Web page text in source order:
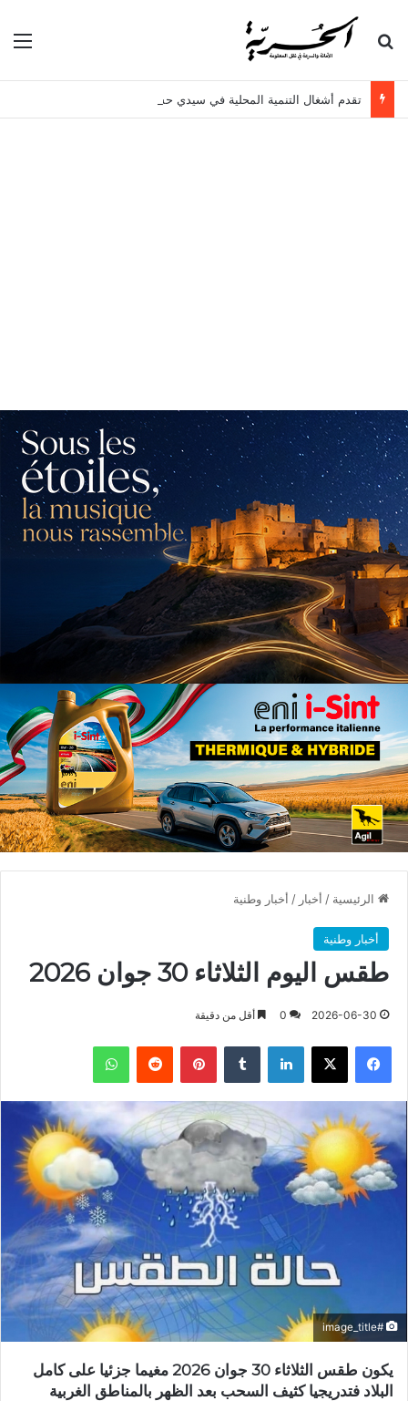
بحث عن
تقدم أشغال التنمية المحلية في سيدي حسين
الرئيسية / أخبار / أخبار وطنية
أخبار وطنية
طقس اليوم الثلاثاء 30 جوان 2026
2026-06-30
0 أقل من دقيقة
فيسبوك X لينكدإن بينتيريست واتساب
#image_title
يكون طقس الثلاثاء 30 جوان 2026 مغيما جزئيا على كامل
البلاد فتدريجيا كثيف السحب بعد الظهر بالمناطق الغربية